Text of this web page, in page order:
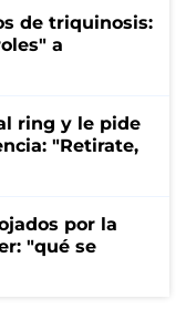
de triquinosis:
a
ring y le pide
"Retirate,
por la
"qué se